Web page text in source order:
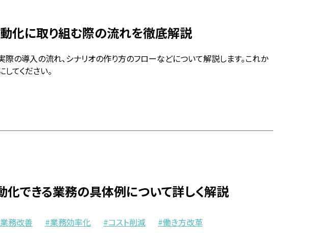
化に取り組む際の流れを徹底解説
の導入の流れ、シナリオの作り方のフローなどについて解説します。これか
てください。
動化できる業務の具体例について詳しく解説
業務改善 業務効率化 コスト削減 働き方改革